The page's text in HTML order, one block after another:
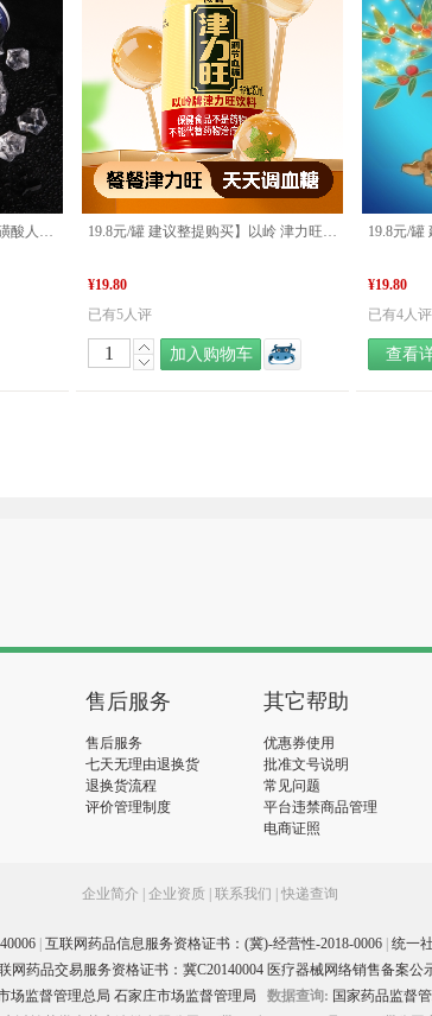
下单享两件85折】以岭 斗醒牛磺酸人参饮料250ml*8/箱 19.8元/罐 建议整提购买】以岭 津力旺 350ml/罐（一提12罐 ） 好物推荐
¥19.80
已有5人评
加入购物车
¥19.80
已有4人评
查看
售后服务
售后服务
七天无理由退换货
退换货流程
评价管理制度
其它帮助
优惠券使用
批准文号说明
常见问题
平台违禁商品管理
电商证照
企业简介 企业资质 联系我们 快递查询
互联网药品信息服务资格证书：(冀)-经营性-2018-0006 统一
网药品交易服务资格证书：冀C20140004 医疗器械网络销售备案公
场监督管理总局 石家庄市场监督管理局 数据查询: 国家药品监督